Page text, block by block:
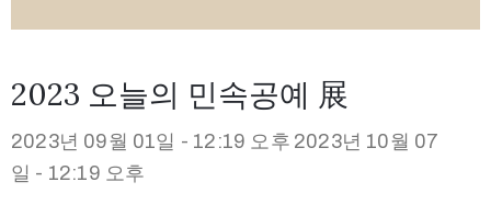
2023 오늘의 민속공예 展
2023년 09월 01일 - 12:19 오후 2023년 10월 07
일 - 12:19 오후